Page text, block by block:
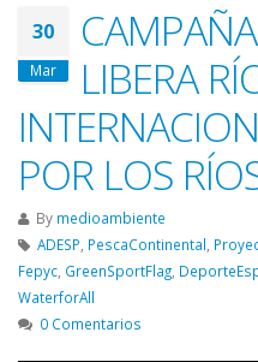
30
Mar
LIBERA
POR LOS
By medioambiente
ADESP PescaContinental
Fepyc GreenSportFlag
WaterforAll
0 Comentarios